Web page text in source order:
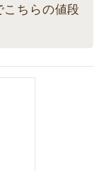
こちらの値段